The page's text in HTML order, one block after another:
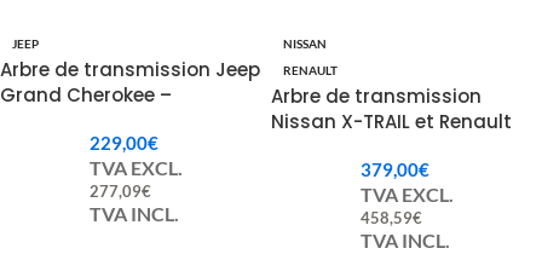
JEEP
Arbre de transmission Jeep
Grand Cherokee –
52853010AC, AB, AD
229,00€
TVA EXCL.
277,09€
TVA INCL.
NISSAN
RENAULT
Arbre de transmission
Nissan X-TRAIL et Renault
379,00€
TVA EXCL.
458,59€
TVA INCL.